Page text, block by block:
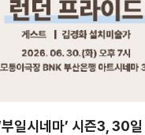
부일시네마’ 시즌3, 30